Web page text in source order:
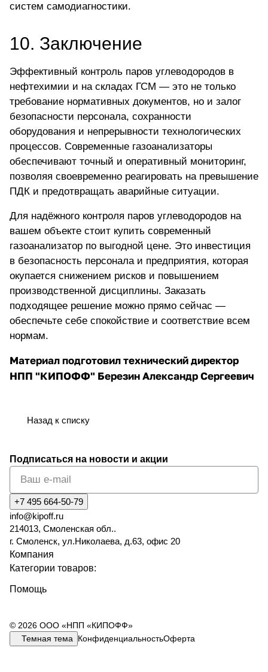
систем самодиагностики.
10. Заключение
Эффективный контроль паров углеводородов в
нефтехимии и на складах ГСМ — это не только
требование нормативных документов, но и залог
безопасности персонала, сохранности
оборудования и непрерывности технологических
процессов. Современные газоанализаторы
обеспечивают точный и оперативный мониторинг,
позволяя своевременно реагировать на превышение
ПДК и предотвращать аварийные ситуации.
Для надёжного контроля паров углеводородов на
вашем объекте стоит купить современный
газоанализатор по выгодной цене. Это инвестиция
в безопасность персонала и предприятия, которая
окупается снижением рисков и повышением
производственной дисциплины. Заказать
подходящее решение можно прямо сейчас —
обеспечьте себе спокойствие и соответствие всем
нормам.
Материал подготовил технический директор
НПП "КИПОФФ" Березин Александр Сергеевич
Назад к списку
Подписаться на новости и акции
+7 495 664-50-79
info@kipoff.ru
214013, Смоленская обл..
г. Смоленск, ул.Николаева, д.63, офис 20
Компания
Категории товаров:
Помощь
© 2026 ООО «НПП «КИПОФФ»
Темная тема
КонфиденциальностьОферта